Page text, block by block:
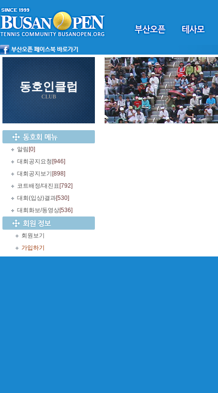
동호인클럽
CLUB
알림 [0]
대회공지요청 [946]
대회공지보기 [898]
코트배정/대진표 [792]
대회(입상)결과[530]
대회화보/동영상[536]
회원보기
가입하기